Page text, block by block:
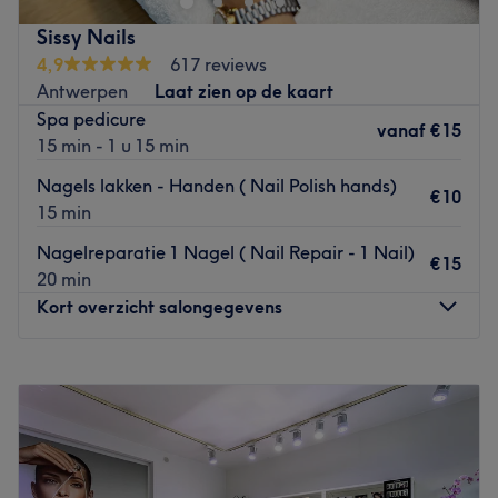
Dichtstbijzijnde openbaar vervoer:
Antwerpen Opera Metro Station
Het team:
Yulia heeft 1 jaar ervaring.
Wat we leuk vinden aan de salon:
Sfeer: Relaxed en comfort
Merken en producten: Bellavida, TG beauty
De extra's: Gratis wifi
Go to venue
Sissy Nails
4,9
617 reviews
Antwerpen
Laat zien op de kaart
Spa pedicure
15 min - 1 u 15 min
vanaf €15
Nagels lakken - Handen ( Nail Polish hands)
15 min
€10
Nagelreparatie 1 Nagel ( Nail Repair - 1 Nail)
20 min
€15
Kort overzicht salongegevens
Dinsdag
10:00–19:00
Woensdag
10:00
Donderdag
Vrijdag
–19:00